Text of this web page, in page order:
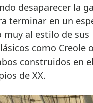
desaparecer la
terminar en un
muy al estilo de sus
como Creole o
construidos en
de XX.